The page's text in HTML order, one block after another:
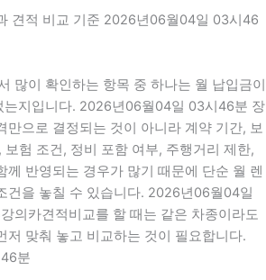
견적 비교 기준 2026년06월04일 03시46
많이 확인하는 항목 중 하나는 월 납입금이
는지입니다. 2026년06월04일 03시46분 장
만으로 결정되는 것이 아니라 계약 기간, 보
험 조건, 정비 포함 여부, 주행거리 제한,
께 반영되는 경우가 많기 때문에 단순 월 렌
건을 놓칠 수 있습니다. 2026년06월04일
의카견적비교를 할 때는 같은 차종이라도
저 맞춰 놓고 비교하는 것이 필요합니다.
분